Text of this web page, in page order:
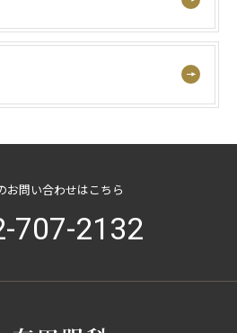
お問い合わせはこちら
707-2132